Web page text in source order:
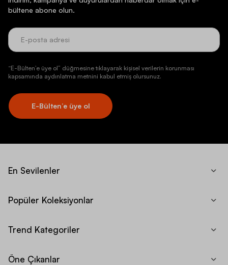
bültene abone olun.
“E-Bülten’e üye ol” düğmesine tıklayarak kişisel verilerin korunması
kapsamında aydınlatma metnini kabul etmiş olursunuz.
E-Bülten’e üye ol
En Sevilenler
Popüler Koleksiyonlar
Trend Kategoriler
Öne Çıkanlar